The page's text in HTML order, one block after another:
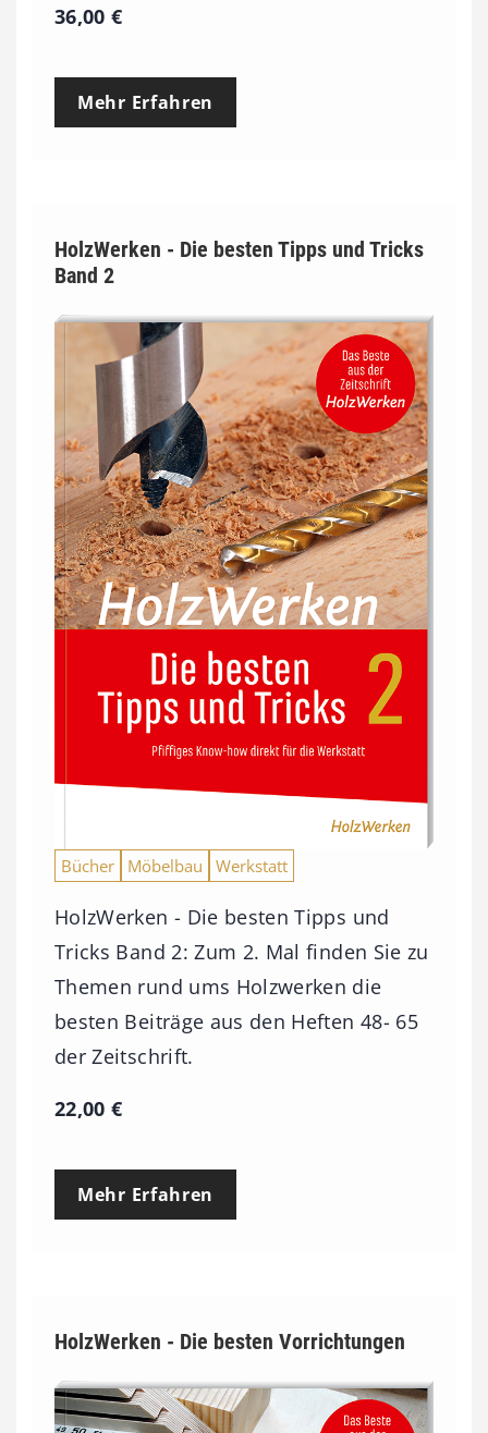
36,00€
Mehr Erfahren
HolzWerken - Die besten Tipps und Tricks
Band 2
Bücher Möbelbau Werkstatt
HolzWerken - Die besten Tipps und
Tricks Band 2: Zum 2. Mal finden Sie zu
Themen rund ums Holzwerken die
besten Beiträge aus den Heften 48- 65
der Zeitschrift.
22,00€
Mehr Erfahren
HolzWerken - Die besten Vorrichtungen